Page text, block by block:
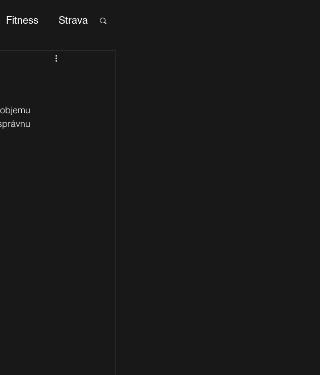
Fitness Strava